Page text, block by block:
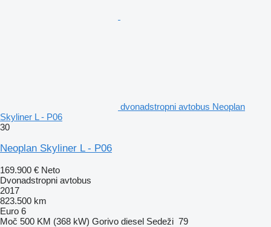
dvonadstropni avtobus Neoplan
Skyliner L - P06
30
Neoplan Skyliner L - P06
169.900 € Neto
Dvonadstropni avtobus
2017
823.500 km
Euro 6
Moč 500 KM (368 kW) Gorivo diesel Sedeži 79